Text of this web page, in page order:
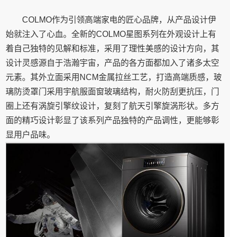
COLMO作为引领高端家电的匠心品牌，从产品设计伊
始就注入了心血。全新的COLMO星图系列在外观设计上有
着自己独特的见解和标准，采用了理性美感的设计方向，其
设计灵感源自于浩瀚宇宙，产品的各方面都加入了诸多太空
元素。其外立面采用NCM金属拉丝工艺，打造高端质感，玻
璃防烫罩门采用宇航服面窗玻璃结构，耐火防刮更抗压，门
圈上还有涡旋引擎纹设计，复刻了航天引擎旋涡形状。多方
面的精巧设计彰显了该系列产品独特的产品调性，更能够彰
显用户品味。